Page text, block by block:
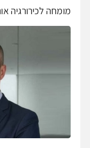
מומחה לכירורגיה